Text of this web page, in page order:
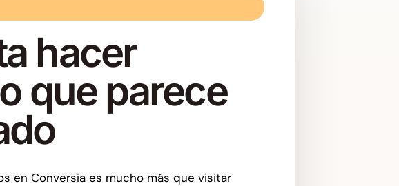
hacer
que parece
en Conversia es mucho más que visitar